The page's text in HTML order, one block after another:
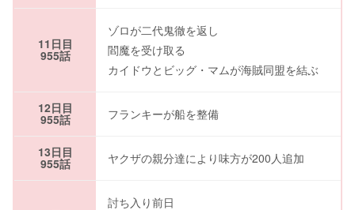
11日目
955話
ゾロが二代鬼徹を返し
閻魔を受け取る
カイドウとビッグ・マムが海賊同盟を結ぶ
12日目
955話 フランキーが船を整備
13日目
955話 ヤクザの親分達により味方が200人追加
討ち入り前日